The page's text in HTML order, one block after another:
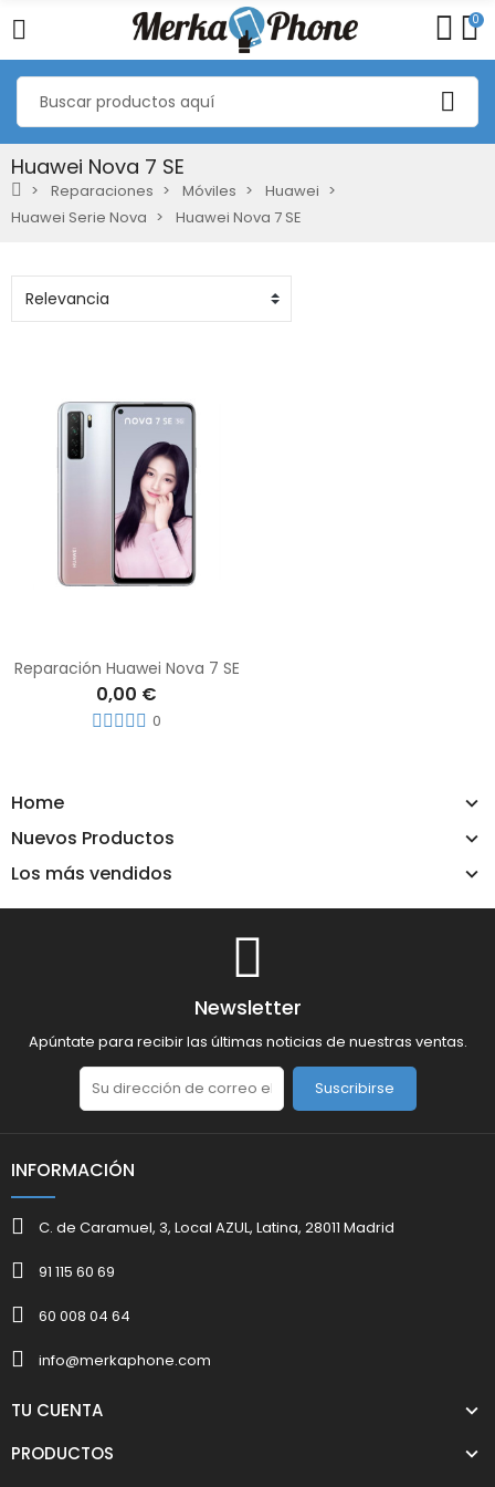
0
Huawei Nova 7 SE
Reparaciones Móviles
Huawei
Huawei Serie Nova
Huawei Nova 7 SE
Home
Nuevos Productos
Los más vendidos
Reparación Huawei Nova 7 SE
0,00 €
0
Newsletter
Apúntate para recibir las últimas noticias de nuestras ventas.
Suscribirse
INFORMACIÓN
C. de Caramuel, 3, Local AZUL, Latina, 28011 Madrid
91 115 60 69
60 008 04 64
info@merkaphone.com
TU CUENTA
PRODUCTOS